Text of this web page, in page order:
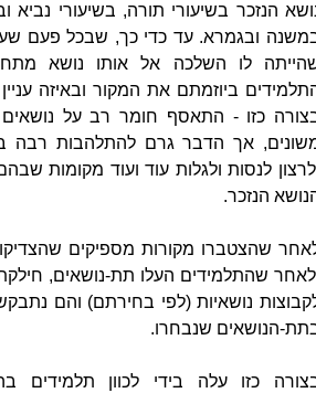
הנזכר בשיעורי תורה, בשיעורי נביא
ובגמרא. עד כדי כך, שבכל פעם
לו השלכה אל אותו נושא
ביוזמתם את המקור ובאיזה
כזו - התאסף חומר רב על נושאים
אך הדבר גרם להתלהבות רבה
לנסות ולגלות עוד ועוד מקומות
הנזכר.
שהצטברו מקורות מספיקים
שהתלמידים העלו תת-נושאים,
נושאיות (לפי בחירתם) והם
הנושאים שנבחרו.
כזו עלה בידי לכוון תלמידים